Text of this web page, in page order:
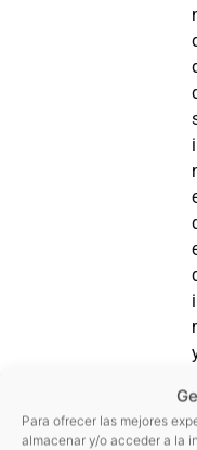
Para ofrecer las mejores
almacenar y/o acceder a la